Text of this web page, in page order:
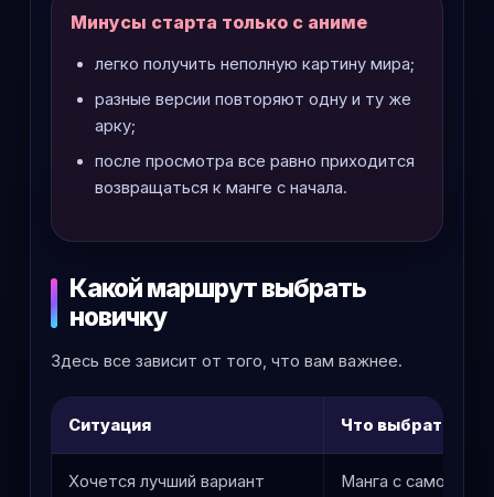
Минусы старта только с аниме
легко получить неполную картину мира;
разные версии повторяют одну и ту же
арку;
после просмотра все равно приходится
возвращаться к манге с начала.
Какой маршрут выбрать
новичку
Здесь все зависит от того, что вам важнее.
Ситуация Что выбрать
Хочется лучший вариант
Манга с самого